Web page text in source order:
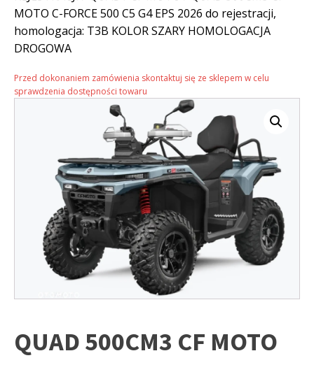
MOTO C-FORCE 500 C5 G4 EPS 2026 do rejestracji,
homologacja: T3B KOLOR SZARY HOMOLOGACJA
DROGOWA
Przed dokonaniem zamówienia skontaktuj się ze sklepem w celu
sprawdzenia dostępności towaru
QUAD 500CM3 CF MOTO